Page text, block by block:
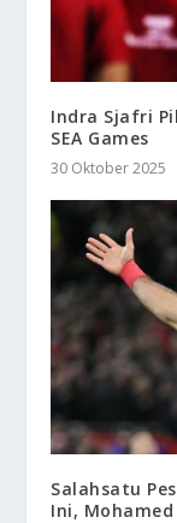
Indra Sjafri
SEA Games
30 Oktober 2025
Salahsatu
Ini, Mohamed